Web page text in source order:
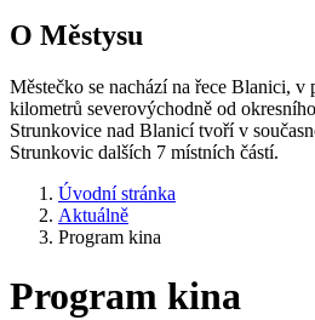
O Městysu
Městečko se nachází na řece Blanici, v
kilometrů severovýchodně od
Strunkovice nad Blanicí tvoří v
Strunkovic dalších 7 místních částí.
Úvodní stránka
Aktuálně
Program kina
Program kina